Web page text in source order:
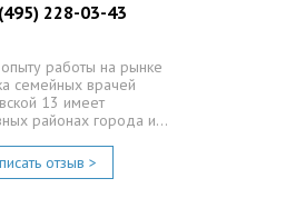
228-03-43
работы на рынке
семейных врачей
13 имеет
районах города и…
отзыв >